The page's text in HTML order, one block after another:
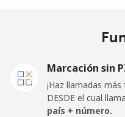
Línea fija
⁦121.5¢⁩
Marcación sin
¡Haz llamadas
DESDE el cual
país + número.